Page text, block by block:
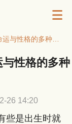
手掌心有痣说明什么？关于命运与性格的多种解读
性格的多种
26 14:20
些是出生时就